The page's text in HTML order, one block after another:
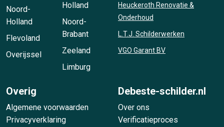
Noord-
Holland
Flevoland
Overijssel
Holland
Noord-
Brabant
Zeeland
Limburg
Heuckeroth Renovatie &
Onderhoud
L.T.J. Schilderwerken
VGO Garant BV
Overig
Algemene voorwaarden
Privacyverklaring
Debeste-schilder.nl
Over ons
Verificatieproces